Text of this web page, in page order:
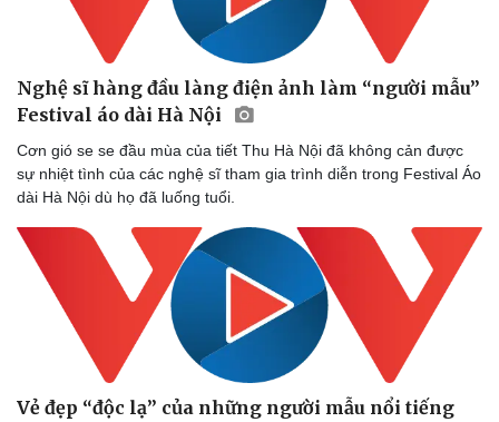
Nghệ sĩ hàng đầu làng điện ảnh làm “người mẫu”
Festival áo dài Hà Nội
Cơn gió se se đầu mùa của tiết Thu Hà Nội đã không cản được
sự nhiệt tình của các nghệ sĩ tham gia trình diễn trong Festival Áo
dài Hà Nội dù họ đã luống tuổi.
Vẻ đẹp “độc lạ” của những người mẫu nổi tiếng